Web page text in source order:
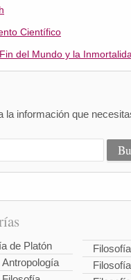
Científico
del Mundo y la
la información que
de Platón